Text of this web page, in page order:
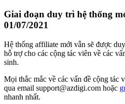
Giai đoạn duy trì hệ thống
01/07/2021
Hệ thống affiliate mới vẫn sẽ được
hỗ trợ cho các cộng tác viên về các
sinh.
Mọi thắc mắc về các vấn đề cộng tác
qua email support@azdigi.com hoặc
nhanh nhất.